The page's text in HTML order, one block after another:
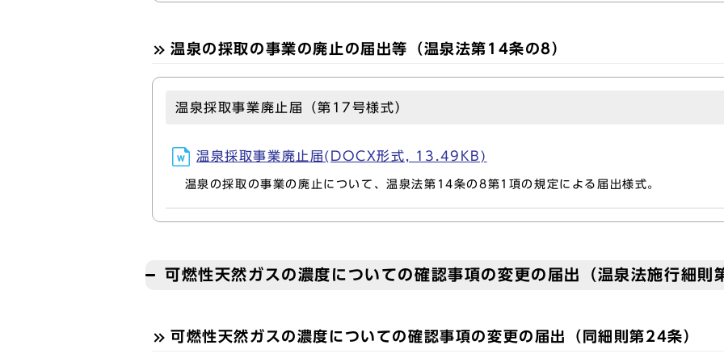
温泉の採取の事業の廃止の届出等（温泉法第14条の8）
温泉採取事業廃止届（第17号様式）
温泉採取事業廃止届(DOCX形式, 13.49KB)
温泉の採取の事業の廃止について、温泉法第14条の8第1項の規定による届出様式。
可燃性天然ガスの濃度についての確認事項の変更の届出（温泉法施行細則
可燃性天然ガスの濃度についての確認事項の変更の届出（同細則第24条）